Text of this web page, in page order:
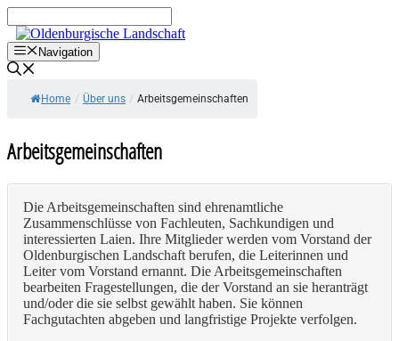
Inhalt
springenNavigation
Home / Über uns / Arbeitsgemeinschaften
Arbeitsgemeinschaften
Die Arbeitsgemeinschaften sind ehrenamtliche
Zusammenschlüsse von Fachleuten, Sachkundigen und
interessierten Laien. Ihre Mitglieder werden vom Vorstand der
Oldenburgischen Landschaft berufen, die Leiterinnen und
Leiter vom Vorstand ernannt. Die Arbeitsgemeinschaften
bearbeiten Fragestellungen, die der Vorstand an sie heranträgt
und/oder die sie selbst gewählt haben. Sie können
Fachgutachten abgeben und langfristige Projekte verfolgen.